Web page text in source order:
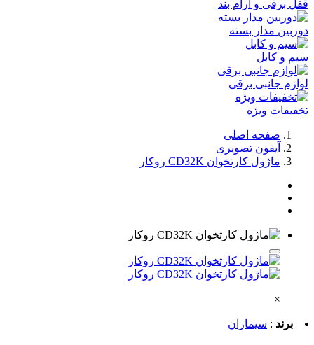
قفل برقی و آرام بند
دوربین مدار بسته
سیم و کابل
لوازم جانبی برقی
تخفیفات ویژه
صفحه اصلی
آیفون تصویری
ماژول کارتخوان CD32K روکار
×
برند : سیماران